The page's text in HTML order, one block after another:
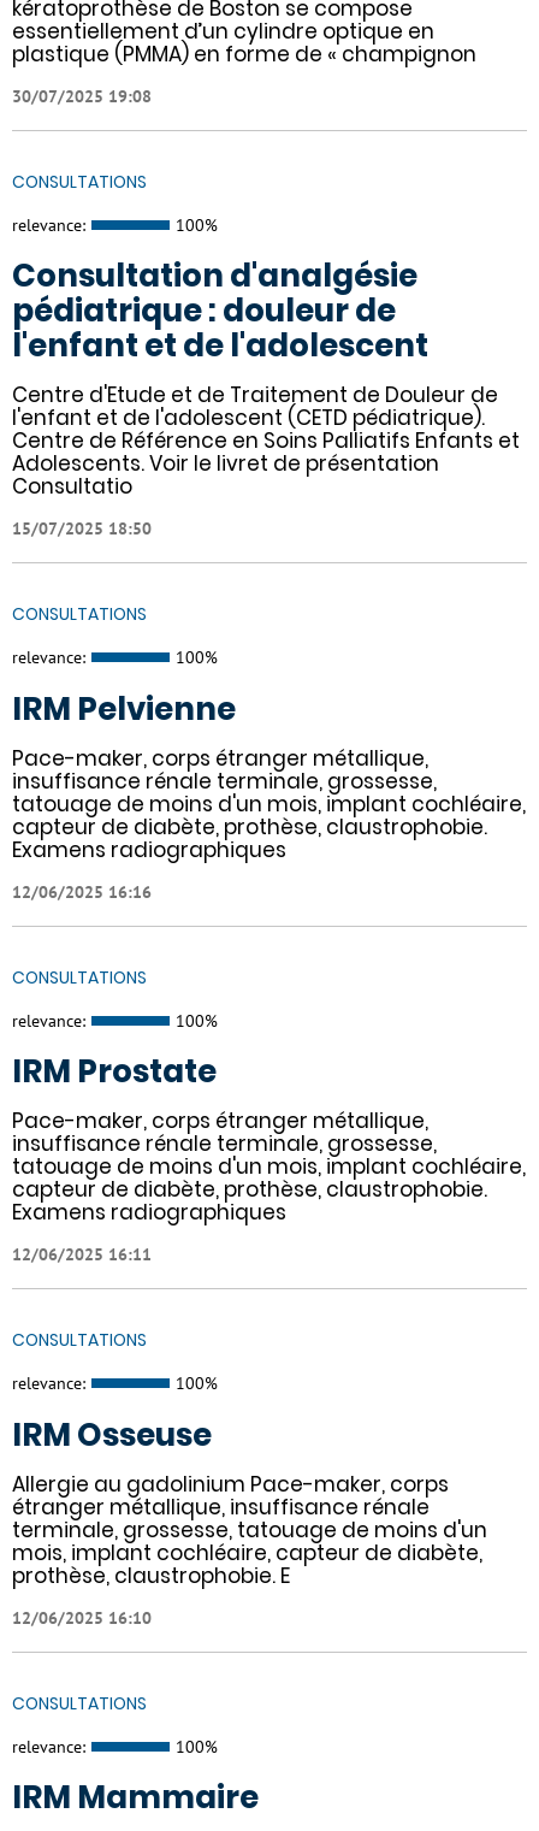
kératoprothèse de Boston se compose
essentiellement d’un cylindre optique en
plastique (PMMA) en forme de « champignon
30/07/2025 19:08
CONSULTATIONS
relevance: 100%
Consultation d'analgésie
pédiatrique : douleur de
l'enfant et de l'adolescent
Centre d'Etude et de Traitement de Douleur de
l'enfant et de l'adolescent (CETD pédiatrique).
Centre de Référence en Soins Palliatifs Enfants et
Adolescents. Voir le livret de présentation
Consultatio
15/07/2025 18:50
CONSULTATIONS
relevance: 100%
IRM Pelvienne
Pace-maker, corps étranger métallique,
insuffisance rénale terminale, grossesse,
tatouage de moins d'un mois, implant cochléaire,
capteur de diabète, prothèse, claustrophobie.
Examens radiographiques
12/06/2025 16:16
CONSULTATIONS
relevance: 100%
IRM Prostate
Pace-maker, corps étranger métallique,
insuffisance rénale terminale, grossesse,
tatouage de moins d'un mois, implant cochléaire,
capteur de diabète, prothèse, claustrophobie.
Examens radiographiques
12/06/2025 16:11
CONSULTATIONS
relevance: 100%
IRM Osseuse
Allergie au gadolinium Pace-maker, corps
étranger métallique, insuffisance rénale
terminale, grossesse, tatouage de moins d'un
mois, implant cochléaire, capteur de diabète,
prothèse, claustrophobie. E
12/06/2025 16:10
CONSULTATIONS
relevance: 100%
IRM Mammaire